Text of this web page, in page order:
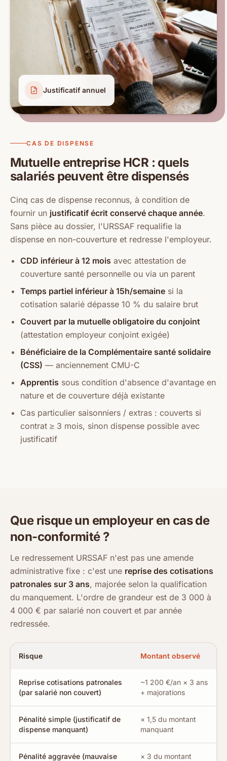
Justificatif annuel
CAS DE DISPENSE
Mutuelle entreprise HCR : quels
salariés peuvent être dispensés
Cinq cas de dispense reconnus, à condition de
fournir un justificatif écrit conservé chaque année.
Sans pièce au dossier, l'URSSAF requalifie la
dispense en non-couverture et redresse l'employeur.
CDD inférieur à 12 mois avec attestation de
couverture santé personnelle ou via un parent
Temps partiel inférieur à 15h/semaine si la
cotisation salarié dépasse 10 % du salaire brut
Couvert par la mutuelle obligatoire du conjoint
(attestation employeur conjoint exigée)
Bénéficiaire de la Complémentaire santé solidaire
(CSS) — anciennement CMU-C
Apprentis sous condition d'absence d'avantage en
nature et de couverture déjà existante
Cas particulier saisonniers / extras : couverts si
contrat ≥ 3 mois, sinon dispense possible avec
justificatif
Que risque un employeur en cas de
non-conformité ?
Le redressement URSSAF n'est pas une amende
administrative fixe : c'est une reprise des cotisations
patronales sur 3 ans, majorée selon la qualification
du manquement. L'ordre de grandeur est de 3 000 à
4 000 € par salarié non couvert et par année
redressée.
Risque Montant observé
Reprise cotisations patronales
(par salarié non couvert)
~1 200 €/an × 3 ans
+ majorations
Pénalité simple (justificatif de
dispense manquant)
× 1,5 du montant
manquant
Pénalité aggravée (mauvaise
× 3 du montant